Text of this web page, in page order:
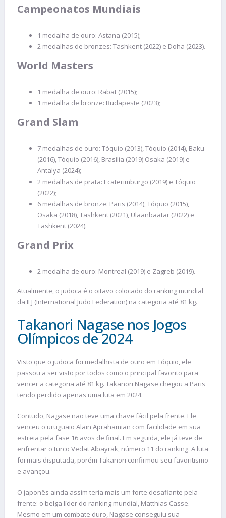
Campeonatos Mundiais
1 medalha de ouro: Astana (2015);
2 medalhas de bronzes: Tashkent (2022) e Doha (2023).
World Masters
1 medalha de ouro: Rabat (2015);
1 medalha de bronze: Budapeste (2023);
Grand Slam
7 medalhas de ouro: Tóquio (2013), Tóquio (2014), Baku
(2016), Tóquio (2016), Brasília (2019) Osaka (2019) e
Antalya (2024);
2 medalhas de prata: Ecaterimburgo (2019) e Tóquio
(2022);
6 medalhas de bronze: Paris (2014), Tóquio (2015),
Osaka (2018), Tashkent (2021), Ulaanbaatar (2022) e
Tashkent (2024).
Grand Prix
2 medalha de ouro: Montreal (2019) e Zagreb (2019).
Atualmente, o judoca é o oitavo colocado do ranking mundial
da IFJ (International Judo Federation) na categoria até 81 kg.
Takanori Nagase nos Jogos
Olímpicos de 2024
Visto que o judoca foi medalhista de ouro em Tóquio, ele
passou a ser visto por todos como o principal favorito para
vencer a categoria até 81 kg. Takanori Nagase chegou a Paris
tendo perdido apenas uma luta em 2024.
Contudo, Nagase não teve uma chave fácil pela frente. Ele
venceu o uruguaio Alain Aprahamian com facilidade em sua
estreia pela fase 16 avos de final. Em seguida, ele já teve de
enfrentar o turco Vedat Albayrak, número 11 do ranking. A luta
foi mais disputada, porém Takanori confirmou seu favoritismo
e avançou.
O japonês ainda assim teria mais um forte desafiante pela
frente: o belga líder do ranking mundial, Matthias Casse.
Mesmo em um combate duro, Nagase conseguiu sua